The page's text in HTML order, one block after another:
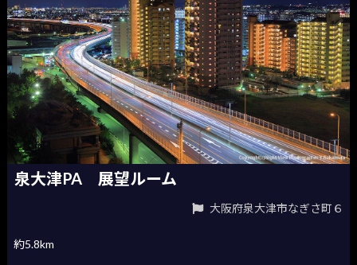
泉大津PA 展望ルーム
大阪府泉大津市なぎさ町６
約5.8km